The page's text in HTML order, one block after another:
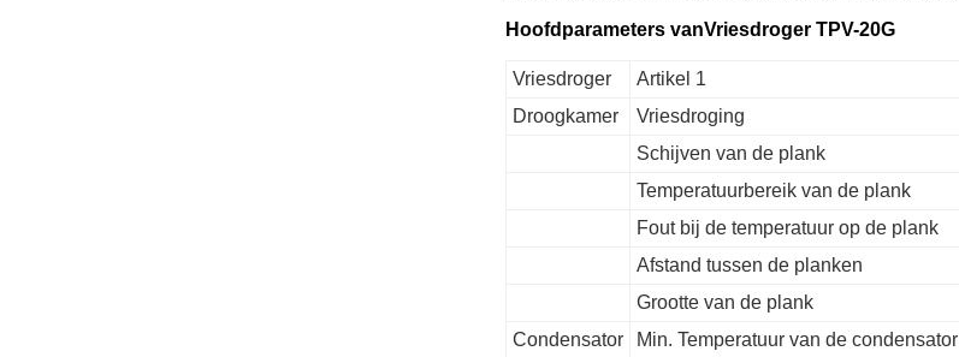
Hoofdparameters vanVriesdroger TPV-20G
Vriesdroger Artikel 1
Droogkamer
Vriesdroging
Schijven van de plank
Temperatuurbereik van de plank
Fout bij de temperatuur op de plank
Afstand tussen de planken
Grootte van de plank
Condensator
Min. Temperatuur van de condensator